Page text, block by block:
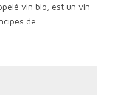
vin bio, est un vin
de...